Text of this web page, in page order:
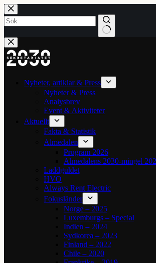
Hoppa
till
innehåll
Inga
resultat
Nyheter, artiklar & Press
Nyheter & Press
Analysbrev
Event & Aktiviteter
Aktuellt
Fakta & Statistik
Almedalen
Program 2026
Almedalens 2030-mingel
Laddguldet
HVO
Always Rent Electric
Fokusländer
Norge – 2025
Luxemburgs – Special
Indien – 2024
Sydkorea – 2023
Finland – 2022
Chile – 2020